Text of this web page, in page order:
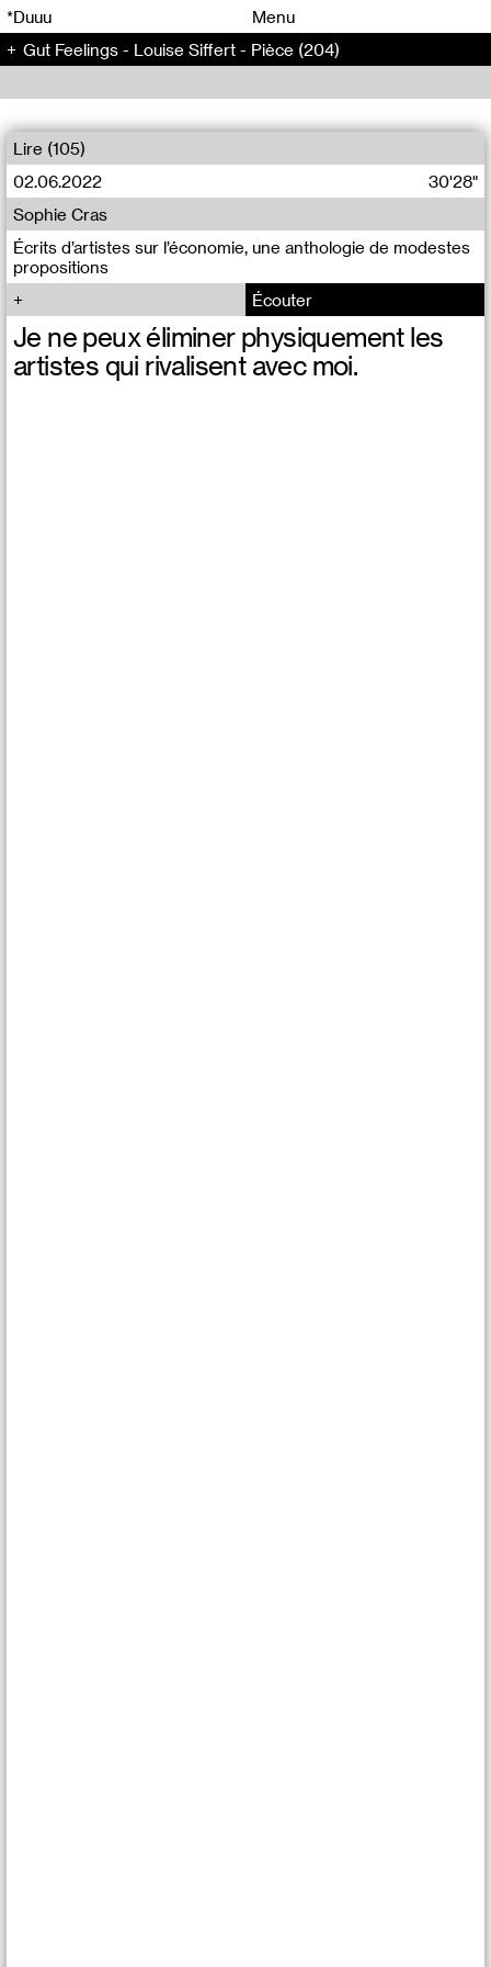
*Duuu
Menu
Gut Feelings - Louise Siffert - Pièce (204)
Lire (105)
02.06.2022
30'28"
Écrits d’artistes sur l’économie, une anthologie de modestes
propositions
Sophie Cras
Écouter
Je ne peux éliminer physiquement les
artistes qui rivalisent avec moi.
00 00
00 00